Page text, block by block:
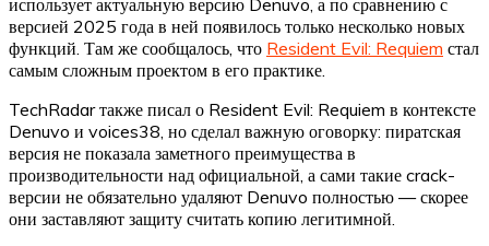
использует актуальную версию Denuvo, а по сравнению с
версией 2025 года в ней появилось только несколько новых
функций. Там же сообщалось, что Resident Evil: Requiem стал
самым сложным проектом в его практике.
TechRadar также писал о Resident Evil: Requiem в контексте
Denuvo и voices38, но сделал важную оговорку: пиратская
версия не показала заметного преимущества в
производительности над официальной, а сами такие crack-
версии не обязательно удаляют Denuvo полностью — скорее
они заставляют защиту считать копию легитимной.